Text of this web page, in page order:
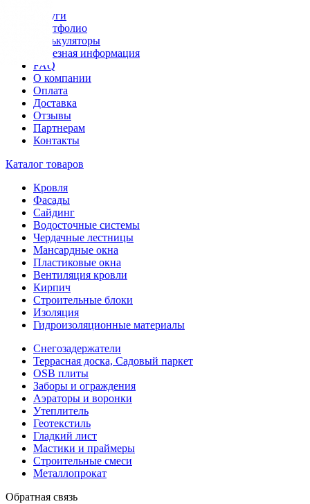
Услуги
Портфолио
Калькуляторы
Полезная информация
FAQ
О компании
Оплата
Доставка
Отзывы
Партнерам
Контакты
Каталог товаров
Кровля
Фасады
Сайдинг
Водосточные системы
Чердачные лестницы
Мансардные окна
Пластиковые окна
Вентиляция кровли
Кирпич
Строительные блоки
Изоляция
Гидроизоляционные материалы
Снегозадержатели
Террасная доска, Садовый паркет
OSB плиты
Заборы и ограждения
Аэраторы и воронки
Утеплитель
Геотекстиль
Гладкий лист
Мастики и праймеры
Строительные смеси
Металлопрокат
Обратная связь